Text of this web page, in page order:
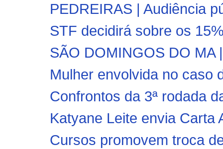
PEDREIRAS | Audiência
STF decidirá sobre os
SÃO DOMINGOS DO MA
Mulher envolvida no caso
Confrontos da 3ª rodada
Katyane Leite envia Carta
Cursos promovem troca